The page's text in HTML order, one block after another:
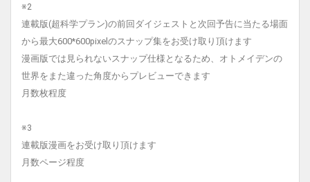
※2
連載版(超科学プラン)の前回ダイジェストと次回予告に当たる場面
から最大600*600pixelのスナップ集をお受け取り頂けます
漫画版では見られないスナップ仕様となるため、オトメイデンの
世界をまた違った角度からプレビューできます
月数枚程度
※3
連載版漫画をお受け取り頂けます
月数ページ程度